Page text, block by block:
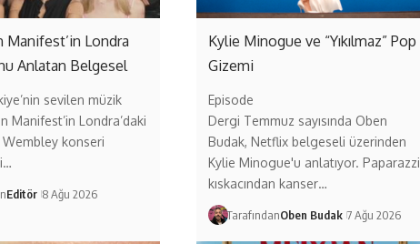
Manifest’in Londra
Anlatan Belgesel
sevilen müzik
Manifest’in Londra’daki
Wembley konseri
Editör 8 Ağu 2026
Kylie Minogue ve “Yıkılmaz” Pop
Gizemi
Episode
Dergi Temmuz sayısında Oben
Budak, Netflix belgeseli üzerinden
Kylie Minogue'u anlatıyor. Paparazzi
kıskacından kanser…
TarafındanOben Budak 7 Ağu 2026